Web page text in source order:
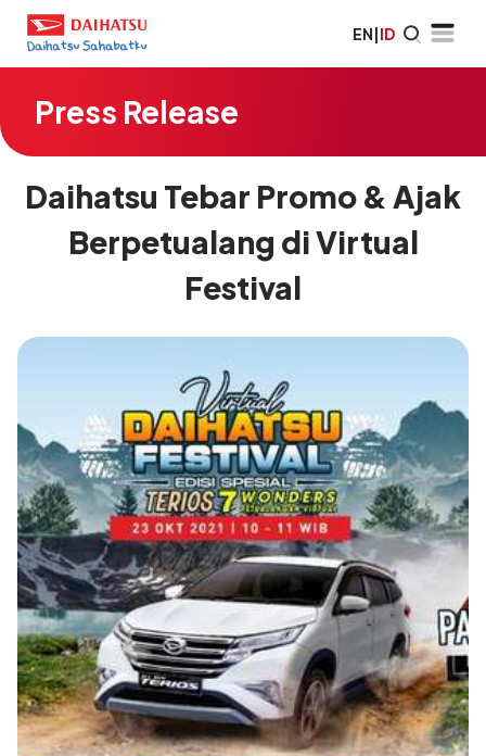
EN|ID
Press Release
Daihatsu Tebar Promo & Ajak
Berpetualang di Virtual
Festival